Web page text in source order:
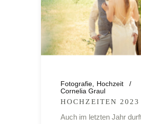
Fotografie
Hochzeit
Cornelia Graul
HOCHZEITEN 2023
Auch im letzten Jahr